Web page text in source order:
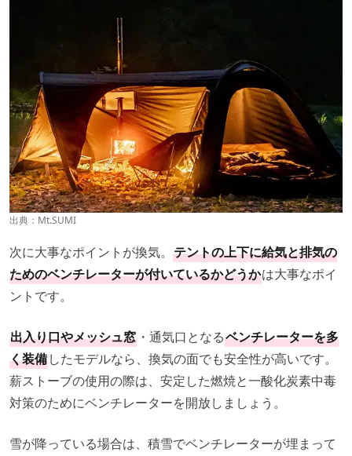
出典： Mt.SUMI
次に大事なポイントが換気。 テントの上下に給気と排気の
ためのベンチレーターが付いているかどうかは大事なポイ
ントです。
出入り口やメッシュ窓 ・通気口となるベンチレーターを多
く装備したモデルなら、換気の面でも安全性が高いです。
薪ストーブの使用の際は、安定した燃焼と一酸化炭素中毒
対策のためにベンチレーターを開放しましょう。
雪が降っている場合は、積雪でベンチレーターが埋まって